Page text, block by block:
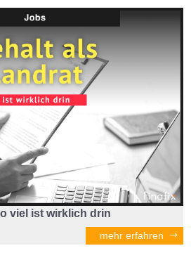
viel ist wirklich drin
mehr erfahren